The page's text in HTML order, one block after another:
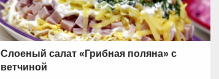
Слоеный салат «Грибная поляна» с
ветчиной